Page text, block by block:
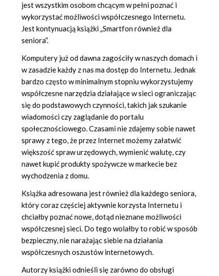
jest wszystkim osobom chcącym w pełni poznać i
wykorzystać możliwości współczesnego Internetu.
Jest kontynuacją książki „Smartfon również dla
seniora”.
Komputery już od dawna zagościły w naszych domach i
w zasadzie każdy z nas ma dostęp do Internetu. Jednak
bardzo często w minimalnym stopniu wykorzystujemy
współczesne narzędzia działające w sieci ograniczając
się do podstawowych czynności, takich jak szukanie
wiadomości czy zaglądanie do portalu
społecznościowego. Czasami nie zdajemy sobie nawet
sprawy z tego, że przez Internet możemy załatwić
większość spraw urzędowych, wymienić walutę, czy
nawet kupić produkty spożywcze w markecie bez
wychodzenia z domu.
Książka adresowana jest również dla każdego seniora,
który coraz częściej aktywnie korzysta Internetu i
chciałby poznać nowe, dotąd nieznane możliwości
współczesnej sieci. Do tego wolałby to robić w sposób
bezpieczny, nie narażając siebie na działania
współczesnych oszustów internetowych.
Autorzy książki odnieśli się zarówno do obsługi